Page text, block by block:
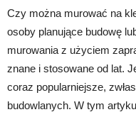
Czy można murować na
osoby planujące budowę
murowania z użyciem
znane i stosowane od lat.
coraz popularniejsze,
budowlanych. W tym